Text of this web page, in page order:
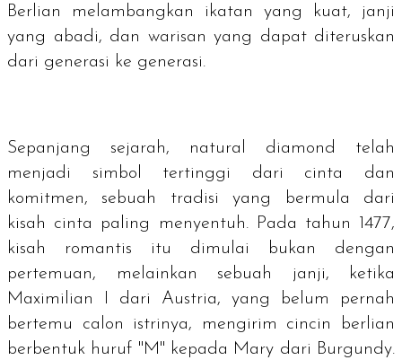
Berlian melambangkan ikatan yang kuat, janji
yang abadi, dan warisan yang dapat diteruskan
dari generasi ke generasi.
Sepanjang sejarah, natural diamond telah
menjadi simbol tertinggi dari cinta dan
komitmen, sebuah tradisi yang bermula dari
kisah cinta paling menyentuh. Pada tahun 1477,
kisah romantis itu dimulai bukan dengan
pertemuan, melainkan sebuah janji, ketika
Maximilian I dari Austria, yang belum pernah
bertemu calon istrinya, mengirim cincin berlian
berbentuk huruf "M" kepada Mary dari Burgundy.